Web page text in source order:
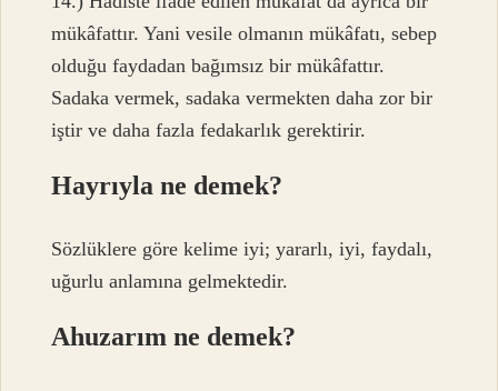
mükâfattır. Yani vesile olmanın mükâfatı, sebep
olduğu faydadan bağımsız bir mükâfattır.
Sadaka vermek, sadaka vermekten daha zor bir
iştir ve daha fazla fedakarlık gerektirir.
Hayrıyla ne demek?
Sözlüklere göre kelime iyi; yararlı, iyi, faydalı,
uğurlu anlamına gelmektedir.
Ahuzarım ne demek?